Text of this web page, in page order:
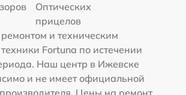
Оптических
прицелов
и техническим
Fortuna по истечении
Наш центр в Ижевске
и не имеет официальной